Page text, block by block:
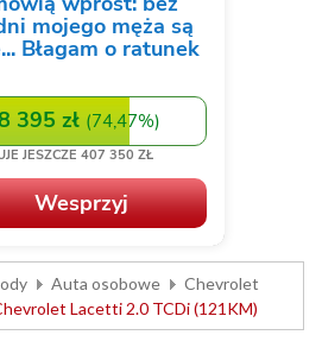
Auta osobowe
Chevrolet
Lacetti 2.0 TCDi (121KM)